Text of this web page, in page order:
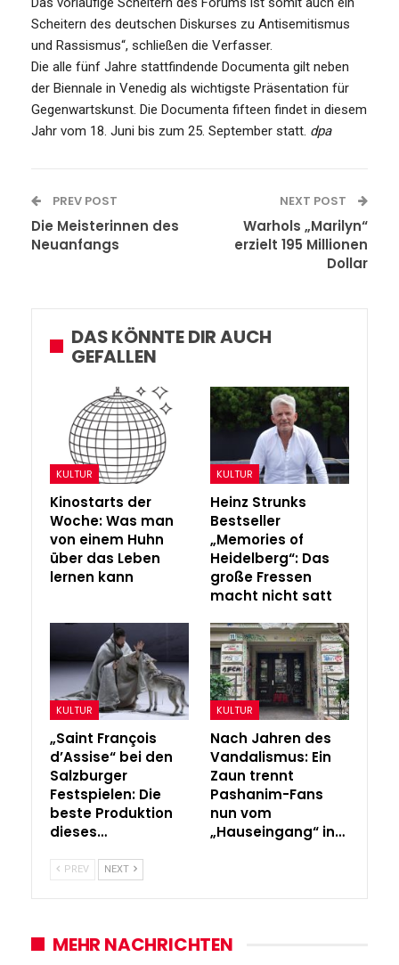
Scheitern des deutschen Diskurses zu Antisemitismus
und Rassismus“, schließen die Verfasser.
Die alle fünf Jahre stattfindende Documenta gilt neben
der Biennale in Venedig als wichtigste Präsentation für
Gegenwartskunst. Die Documenta fifteen findet in diesem
Jahr vom 18. Juni bis zum 25. September statt. dpa
PREV POST
Die Meisterinnen des
Neuanfangs
NEXT POST
Warhols „Marilyn“
erzielt 195 Millionen
Dollar
DAS KÖNNTE DIR AUCH
GEFALLEN
KULTUR
Kinostarts der
Woche: Was man
von einem Huhn
über das Leben
lernen kann
KULTUR
Heinz Strunks
Bestseller
„Memories of
Heidelberg“: Das
große Fressen
macht nicht satt
KULTUR
„Saint François
d’Assise“ bei den
Salzburger
Festspielen: Die
beste Produktion
dieses…
KULTUR
Nach Jahren des
Vandalismus: Ein
Zaun trennt
Pashanim-Fans
nun vom
„Hauseingang“ in…
PREV NEXT
MEHR NACHRICHTEN